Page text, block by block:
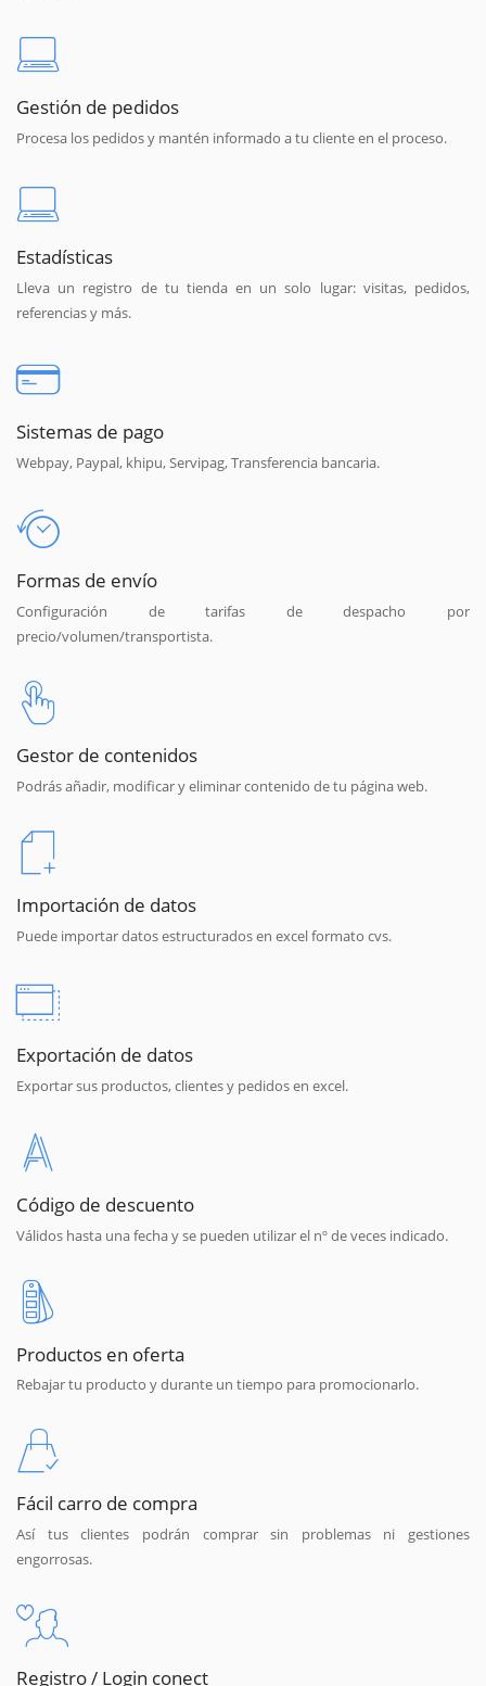
Gestión de pedidos
Procesa los pedidos y mantén informado a tu cliente en el proceso.
Estadísticas
Lleva un registro de tu tienda en un solo lugar: visitas, pedidos,
referencias y más.
Sistemas de pago
Webpay, Paypal, khipu, Servipag, Transferencia bancaria.
Formas de envío
Configuración de tarifas de despacho por
precio/volumen/transportista.
Gestor de contenidos
Podrás añadir, modificar y eliminar contenido de tu página web.
Importación de datos
Puede importar datos estructurados en excel formato cvs.
Exportación de datos
Exportar sus productos, clientes y pedidos en excel.
Código de descuento
Válidos hasta una fecha y se pueden utilizar el nº de veces indicado.
Productos en oferta
Rebajar tu producto y durante un tiempo para promocionarlo.
Fácil carro de compra
Así tus clientes podrán comprar sin problemas ni gestiones
engorrosas.
Registro / Login conect